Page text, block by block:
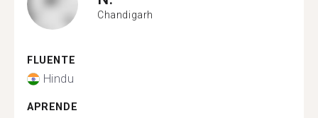
Chandigarh
FLUENTE
Hindu
APRENDE